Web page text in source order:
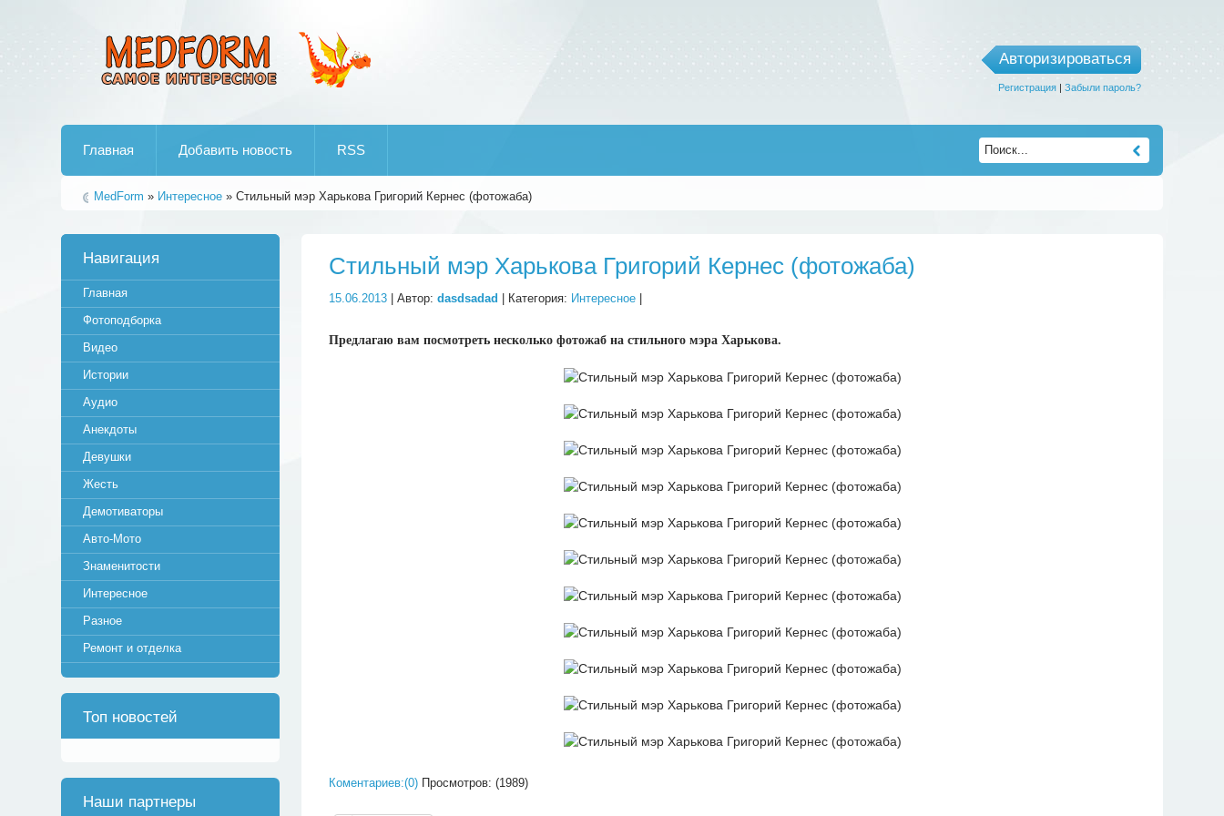
Авторизироваться
Регистрация| Забыли пароль?
Главная Добавить новость RSS
MedForm » Интересное » Стильный мэр Харькова Григорий Кернес (фотожаба)
Стильный мэр Харькова Григорий Кернес (фотожаба)
15.06.2013 | Автор:dasdsadad | Категория: Интересное
Предлагаю вам посмотреть несколько фотожаб на стильного мэра Харькова.
Коментариев:(0) Просмотров: (1989)
Навигация
Главная
Фотоподборка
Видео
Истории
Аудио
Анекдоты
Девушки
Жесть
Демотиваторы
Авто-Мото
Знаменитости
Интересное
Разное
Ремонт и отделка
Топ новостей
Наши партнеры